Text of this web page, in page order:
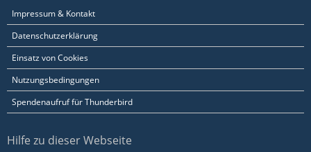
Impressum & Kontakt
Datenschutzerklärung
Einsatz von Cookies
Nutzungsbedingungen
Spendenaufruf für Thunderbird
Hilfe zu dieser Webseite